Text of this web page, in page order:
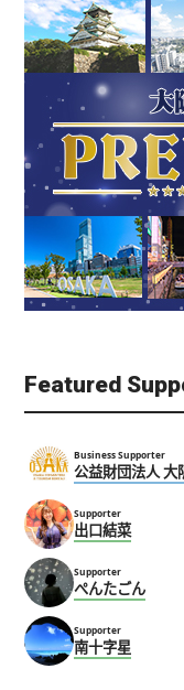
Featured
Business Supporter
公益財団法人 大
Supporter
出口結菜
Supporter
ぺんたごん
Supporter
南十字星